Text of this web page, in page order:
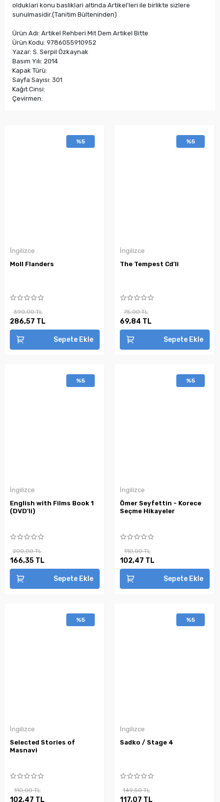
olduklari konu basliklari altinda Artikel'leri ile birlikte sizlere
sunulmasidir.(Tanitim Bülteninden)
Ürün Adı: Artikel Rehberi Mit Dem Artikel Bitte
Ürün Kodu: 9786055910952
Yazar: S. Serpil Özkaynak
Basım Yılı: 2014
Kapak Türü:
Sayfa Sayısı: 301
Kağıt Cinsi:
Çevirmen:
%5
İngilizce
Moll Flanders
390,00 TL
286,57 TL
Sepete Ekle
%5
İngilizce
The Tempest Cd'li
75,00 TL
69,84 TL
Sepete Ekle
%5
İngilizce
English with Films Book 1
(DVD'li)
200,00 TL
166,35 TL
Sepete Ekle
%5
İngilizce
Ömer Seyfettin - Korece
Seçme Hikayeler
110,00 TL
102,47 TL
Sepete Ekle
%5
İngilizce
Selected Stories of
Masnavi
110,00 TL
102,47 TL
%5
İngilizce
Sadko / Stage 4
149,50 TL
117,07 TL